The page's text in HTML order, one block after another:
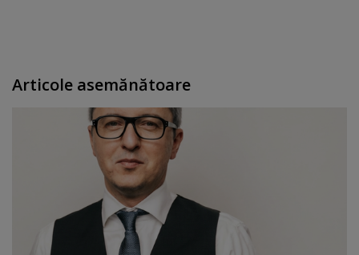
Articole asemănătoare